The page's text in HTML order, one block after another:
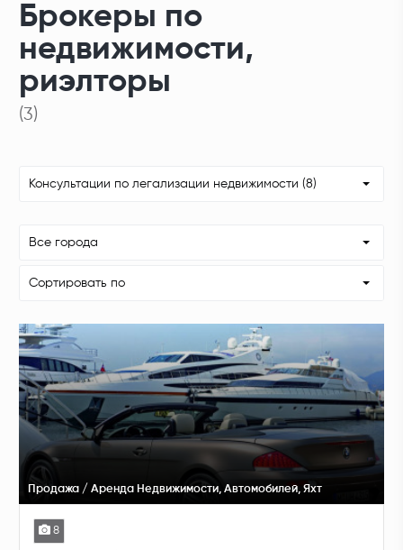
Брокеры по
недвижимости,
риэлторы
(3)
Консультации по легализации недвижимости (8)
Все города
Сортировать по
Продажа / Аренда Недвижимости, Автомобилей, Яхт
8